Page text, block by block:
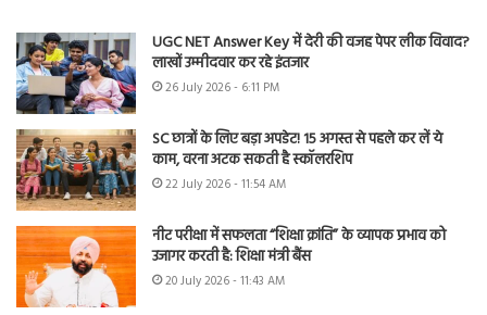
UGC NET Answer Key में देरी की वजह पेपर लीक विवाद?
लाखों उम्मीदवार कर रहे इंतजार
26 July 2026 - 6:11 PM
SC छात्रों के लिए बड़ा अपडेट! 15 अगस्त से पहले कर लें ये
काम, वरना अटक सकती है स्कॉलरशिप
22 July 2026 - 11:54 AM
नीट परीक्षा में सफलता “शिक्षा क्रांति” के व्यापक प्रभाव को
उजागर करती है: शिक्षा मंत्री बैंस
20 July 2026 - 11:43 AM